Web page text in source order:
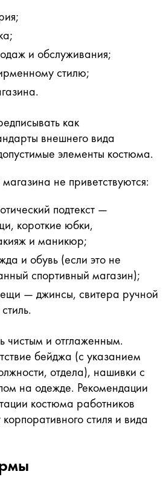
и обслуживания;
стилю;
как
внешнего вида
элементы костюма.
не приветствуются:
подтекст —
короткие юбки,
и маникюр;
и обувь (если это не
спортивный магазин);
— джинсы, свитера ручной
чистым и отглаженным.
бейджа (с указанием
отдела), нашивки с
на одежде. Рекомендации
костюма работников
корпоративного стиля и вида